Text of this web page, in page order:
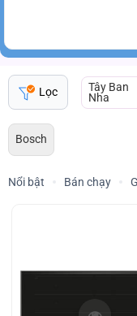
Lọc
Tây Ban
Nha
Bosch
Nổi bật Bán chạy